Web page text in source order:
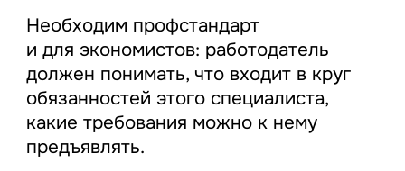
Необходим профстандарт
и для экономистов: работодатель
должен понимать, что входит в круг
обязанностей этого специалиста,
какие требования можно к нему
предъявлять.